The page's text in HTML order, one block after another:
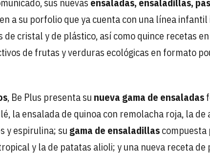
a su porfolio que ya cuenta con una línea
cristal y de plástico, así como quince recetas
de frutas y verduras ecológicas en formato
, Be Plus presenta su nueva gama de ensaladas
la ensalada de quinoa con remolacha roja, la de
y espirulina; su gama de ensaladillas
y la de patatas alioli; y una nueva receta de